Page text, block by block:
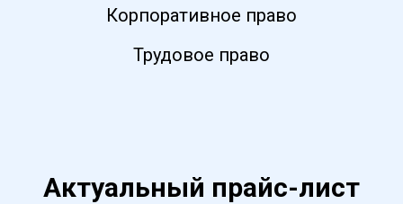
Корпоративное право
Трудовое право
Актуальный прайс-лист